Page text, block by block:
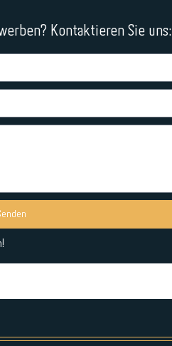
Kontaktieren Sie uns: